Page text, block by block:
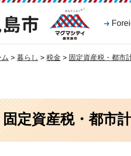
マグマシティ
鹿児島市
> 暮らし > 税金 > 固定資産税・都市
固定資産税・都市